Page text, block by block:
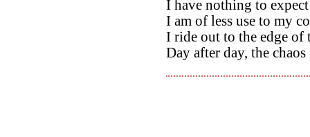
I have nothing to
I am of less use to my
I ride out to the edge
Day after day, the